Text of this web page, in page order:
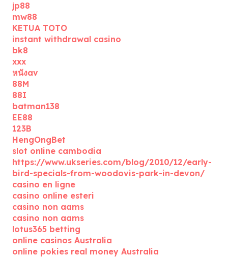
jp88
mw88
KETUA TOTO
instant withdrawal casino
bk8
xxx
หนังav
88M
88I
batman138
EE88
123B
HengOngBet
slot online cambodia
https://www.ukseries.com/blog/2010/12/early-
bird-specials-from-woodovis-park-in-devon/
casino en ligne
casino online esteri
casino non aams
casino non aams
lotus365 betting
online casinos Australia
online pokies real money Australia